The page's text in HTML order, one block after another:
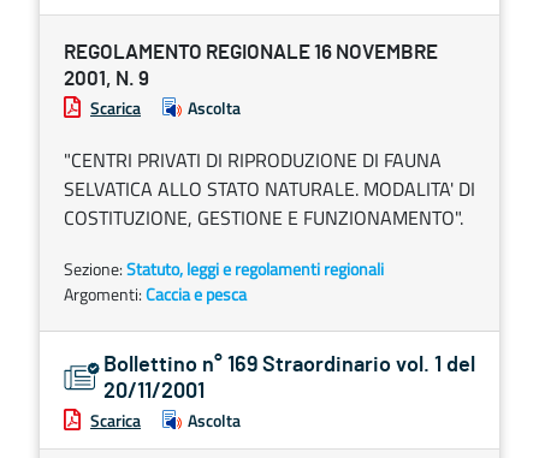
REGOLAMENTO REGIONALE 16 NOVEMBRE
2001, N. 9
Scarica Ascolta
"CENTRI PRIVATI DI RIPRODUZIONE DI FAUNA
SELVATICA ALLO STATO NATURALE. MODALITA' DI
COSTITUZIONE, GESTIONE E FUNZIONAMENTO".
Sezione:Statuto, leggi e regolamenti regionali
Argomenti:Caccia e pesca
Bollettino n° 169 Straordinario vol. 1 del
20/11/2001
Scarica Ascolta